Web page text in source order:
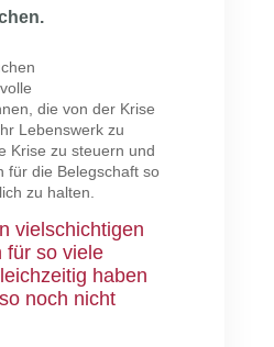
die von der Krise
Lebenswerk zu
Krise zu steuern und
für die Belegschaft so
zu halten.
vielschichtigen
für so viele
haben
noch nicht